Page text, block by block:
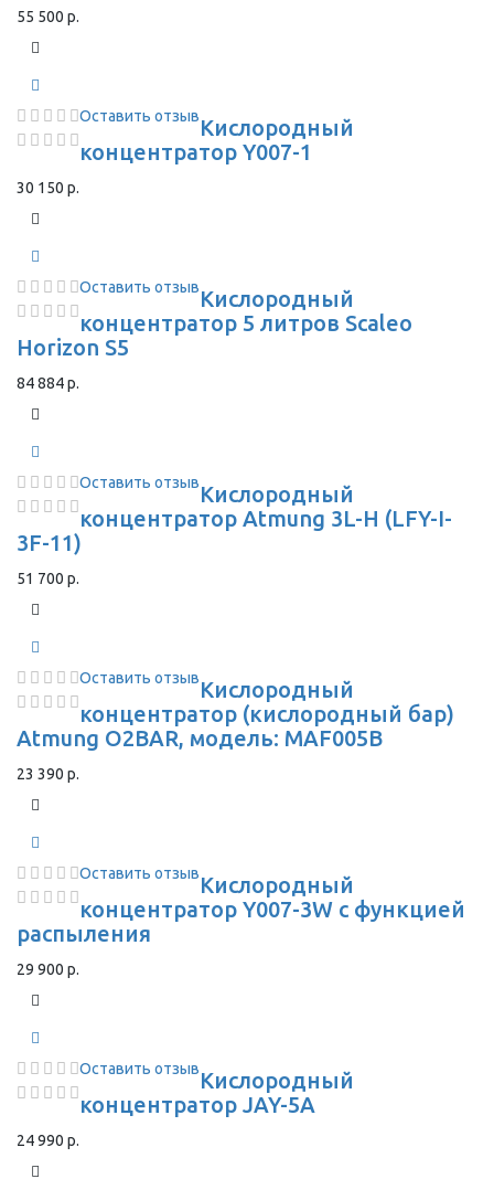
55 500 р.
Оставить отзывКислородный
концентратор Y007-1
30 150 р.
Оставить отзывКислородный
концентратор 5 литров Scaleo
Horizon S5
84 884 р.
Оставить отзывКислородный
концентратор Atmung 3L-H (LFY-I-
3F-11)
51 700 р.
Оставить отзывКислородный
концентратор (кислородный бар)
Atmung O2BAR, модель: MAF005B
23 390 р.
Оставить отзывКислородный
концентратор Y007-3W с функцией
распыления
29 900 р.
Оставить отзывКислородный
концентратор JAY-5A
24 990 р.